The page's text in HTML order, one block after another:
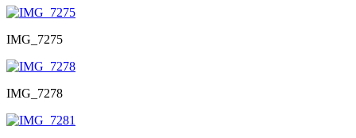
IMG_7275
IMG_7278